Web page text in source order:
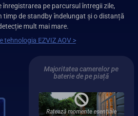
înregistrarea pe parcursul întregii zile,
de standby îndelungat și o distanță
mult mai mare.
tehnologia EZVIZ AOV >
Majoritatea camerelor pe
baterie de pe piață
Ratează momente esențiale